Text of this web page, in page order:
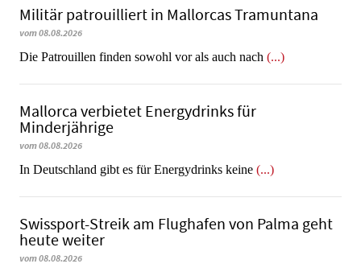
Militär patrouilliert in Mallorcas Tramuntana
vom 08.08.2026
Die Patrouillen finden sowohl vor als auch nach (...)
Mallorca verbietet Energydrinks für
Minderjährige
vom 08.08.2026
In Deutschland gibt es für Energydrinks keine (...)
Swissport-Streik am Flughafen von Palma geht
heute weiter
vom 08.08.2026